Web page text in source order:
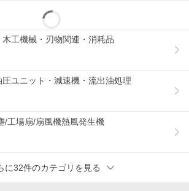
木工機械・刃物関連・消耗品
圧ユニット・減速機・流出油処理
/工場扇/扇風機熱風発生機
に32件のカテゴリを見る